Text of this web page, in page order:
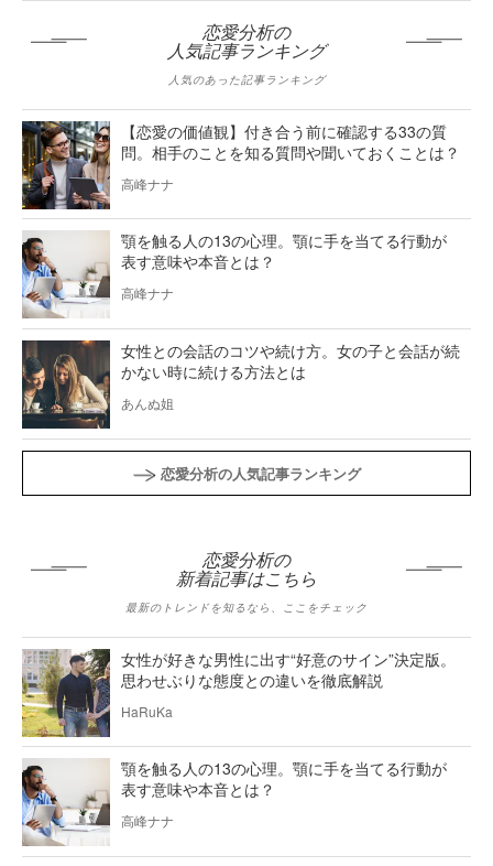
恋愛分析の
人気記事ランキング
人気のあった記事ランキング
【恋愛の価値観】付き合う前に確認する33の質
問。相手のことを知る質問や聞いておくことは？
高峰ナナ
顎を触る人の13の心理。顎に手を当てる行動が
表す意味や本音とは？
高峰ナナ
女性との会話のコツや続け方。女の子と会話が続
かない時に続ける方法とは
あんぬ姐
恋愛分析の人気記事ランキング
恋愛分析の
新着記事はこちら
最新のトレンドを知るなら、ここをチェック
女性が好きな男性に出す“好意のサイン”決定版。
思わせぶりな態度との違いを徹底解説
HaRuKa
顎を触る人の13の心理。顎に手を当てる行動が
表す意味や本音とは？
高峰ナナ